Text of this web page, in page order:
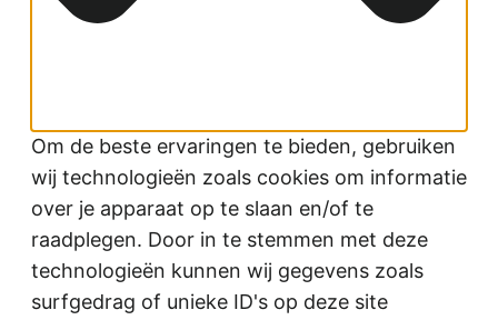
Om de beste ervaringen te bieden, gebruiken
wij technologieën zoals cookies om informatie
over je apparaat op te slaan en/of te
raadplegen. Door in te stemmen met deze
technologieën kunnen wij gegevens zoals
surfgedrag of unieke ID's op deze site